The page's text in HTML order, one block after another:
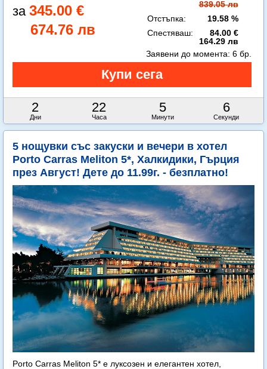
345.00 €
674.76 лв
839.05 лв
Отстъпка:
19.58 %
Спестяваш:
84.00 €
164.29 лв
2
Дни
22
Часа
5
Минути
4
Секунди
Заявени до момента: 6 бр.
5 нощувки със закуски и вечери в хотел
Porto Carras Meliton 5*, Халкидики, Гърция
през Август! Дете до 11.99г. - безплатно!
Porto Carras Meliton 5* е луксозен и елегантен хотел,